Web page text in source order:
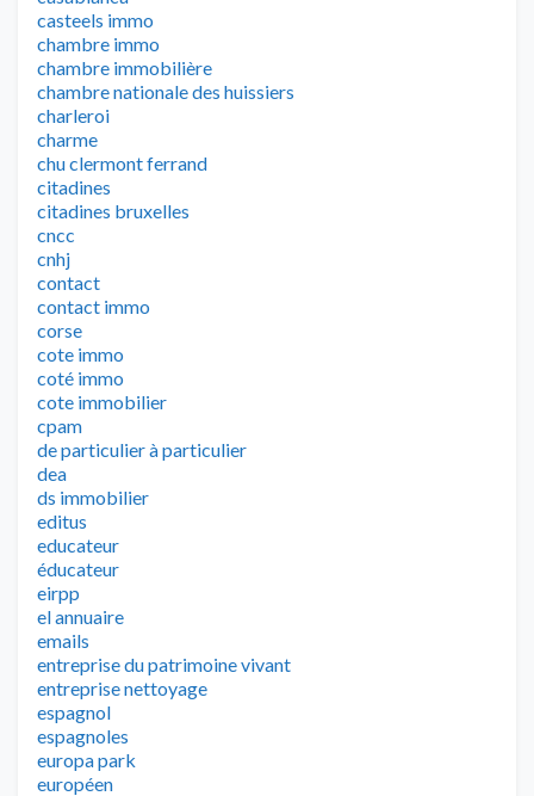
casteels immo
chambre immo
chambre immobilière
chambre nationale des huissiers
charleroi
charme
chu clermont ferrand
citadines
citadines bruxelles
cncc
cnhj
contact
contact immo
corse
cote immo
coté immo
cote immobilier
cpam
de particulier à particulier
dea
ds immobilier
editus
educateur
éducateur
eirpp
el annuaire
emails
entreprise du patrimoine vivant
entreprise nettoyage
espagnol
espagnoles
europa park
européen